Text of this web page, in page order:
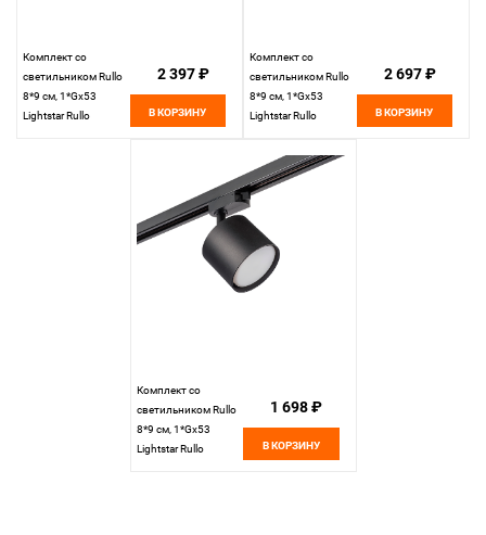
Комплект со
светильником Rullo
8*9 см, 1*Gx53
Lightstar Rullo
2 397 ₽
В КОРЗИНУ
Комплект со
светильником Rullo
8*9 см, 1*Gx53
Lightstar Rullo
Черный
2 697 ₽
В КОРЗИНУ
Комплект со
светильником Rullo
8*9 см, 1*Gx53
Lightstar Rullo
1 698 ₽
В КОРЗИНУ